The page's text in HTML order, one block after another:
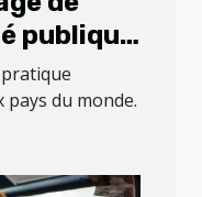
publique
des
du monde.